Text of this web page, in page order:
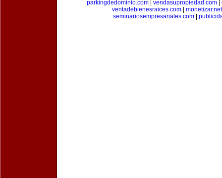
parkingdedominio.com| vendasupropiedad.com|
ventadebienesraices.com
monetizar.net
seminariosempresariales.com